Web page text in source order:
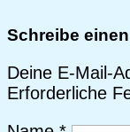
Schreibe
Deine E-Mail-
Erforderliche